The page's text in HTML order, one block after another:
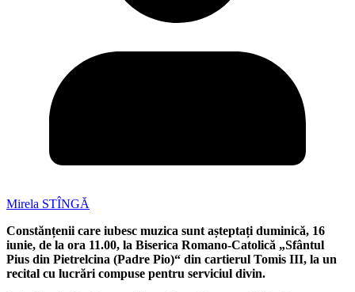
Mirela STÎNGĂ
Constănțenii care iubesc muzica sunt așteptați duminică, 16
iunie, de la ora 11.00, la Biserica Romano-Catolică „Sfântul
Pius din Pietrelcina (Padre Pio)“ din cartierul Tomis III, la un
recital cu lucrări compuse pentru serviciul divin.